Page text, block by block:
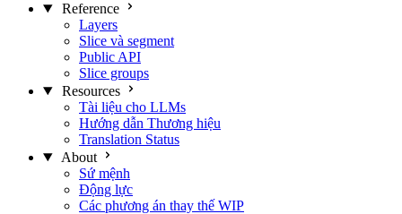
Reference
Layers
Slice và segment
Public API
Slice groups
Resources
Tài liệu cho LLMs
Hướng dẫn Thương hiệu
Translation Status
About
Sứ mệnh
Động lực
Các phương án thay thế WIP